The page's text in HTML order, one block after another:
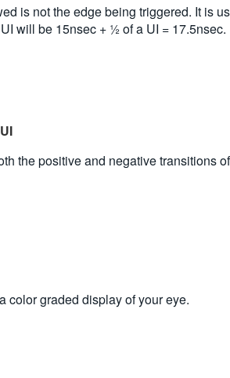
is not the edge being triggered. It is
will be 15nsec + ½ of a UI = 17.5nsec.
the positive and negative transitions
color graded display of your eye.